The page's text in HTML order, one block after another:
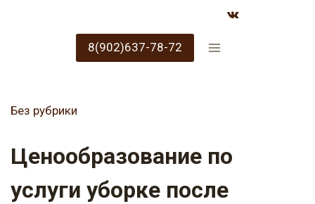
8(902)637-78-72
Без рубрики
Ценообразование по
услуги уборке после